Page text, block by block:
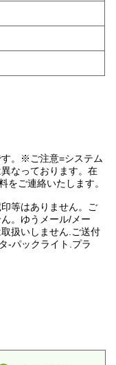
。※ご注意=システム
なっております。在
をご連絡いたします。
等はありません。ご
。ゆうメール/メー
扱いしません.ご送付
-パックライト.プラ